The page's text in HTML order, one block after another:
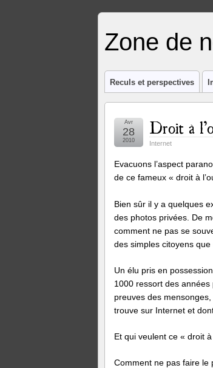
Zone de
Reculs et perspectives
Droit à
Internet
Avr
28
2010
Evacuons l’aspect
de ce fameux « droit à
Bien sûr il y a quelques
des photos privées. De
comment ne pas se
des simples citoyens
Un élu pris en
1000 ressort des
preuves des
trouve sur Internet et
Et qui veulent ce « droit à
Comment ne pas faire le